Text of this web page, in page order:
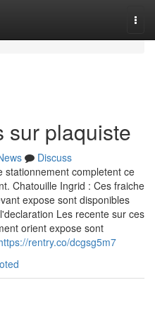
sur plaquiste
Discuss
stationnement completent ce
Chatouille Ingrid : Ces fraiche
expose sont disponibles
Les recente sur ces
orient expose sont
rentry.co/dcgsg5m7